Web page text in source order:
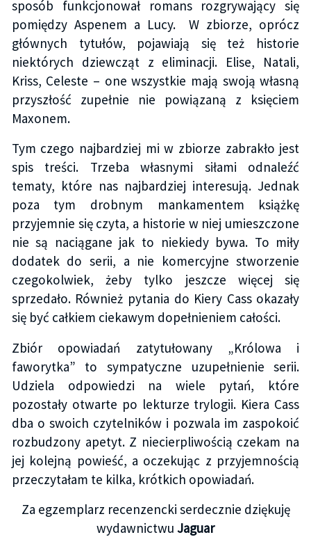
sposób funkcjonował romans rozgrywający się
pomiędzy Aspenem a Lucy. W zbiorze, oprócz
głównych tytułów, pojawiają się też historie
niektórych dziewcząt z eliminacji. Elise, Natali,
Kriss, Celeste – one wszystkie mają swoją własną
przyszłość zupełnie nie powiązaną z księciem
Maxonem.
Tym czego najbardziej mi w zbiorze zabrakło jest
spis treści. Trzeba własnymi siłami odnaleźć
tematy, które nas najbardziej interesują. Jednak
poza tym drobnym mankamentem książkę
przyjemnie się czyta, a historie w niej umieszczone
nie są naciągane jak to niekiedy bywa. To miły
dodatek do serii, a nie komercyjne stworzenie
czegokolwiek, żeby tylko jeszcze więcej się
sprzedało. Również pytania do Kiery Cass okazały
się być całkiem ciekawym dopełnieniem całości.
Zbiór opowiadań zatytułowany „Królowa i
faworytka” to sympatyczne uzupełnienie serii.
Udziela odpowiedzi na wiele pytań, które
pozostały otwarte po lekturze trylogii. Kiera Cass
dba o swoich czytelników i pozwala im zaspokoić
rozbudzony apetyt. Z niecierpliwością czekam na
jej kolejną powieść, a oczekując z przyjemnością
przeczytałam te kilka, krótkich opowiadań.
Za egzemplarz recenzencki serdecznie dziękuję
wydawnictwu Jaguar